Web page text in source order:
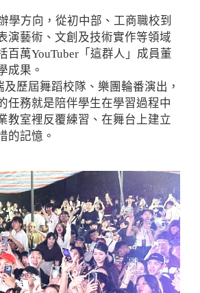
方向，從初中部、工商職校到
演藝術、文創及技術實作等領域
萬YouTuber「這群人」成員董
成果。
歷屆舞蹈校隊、樂團輪番演出，
任務就是陪伴學生在學習過程中
教室裡反覆練習、在舞台上建立
的記憶。